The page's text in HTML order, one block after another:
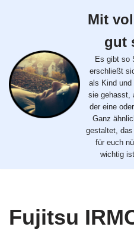
springen
Mit
gut
Es gibt so
erschließt
als Kind und
sie gehasst,
der eine
Ganz
gestaltet,
für euch
wichtig
Fujitsu